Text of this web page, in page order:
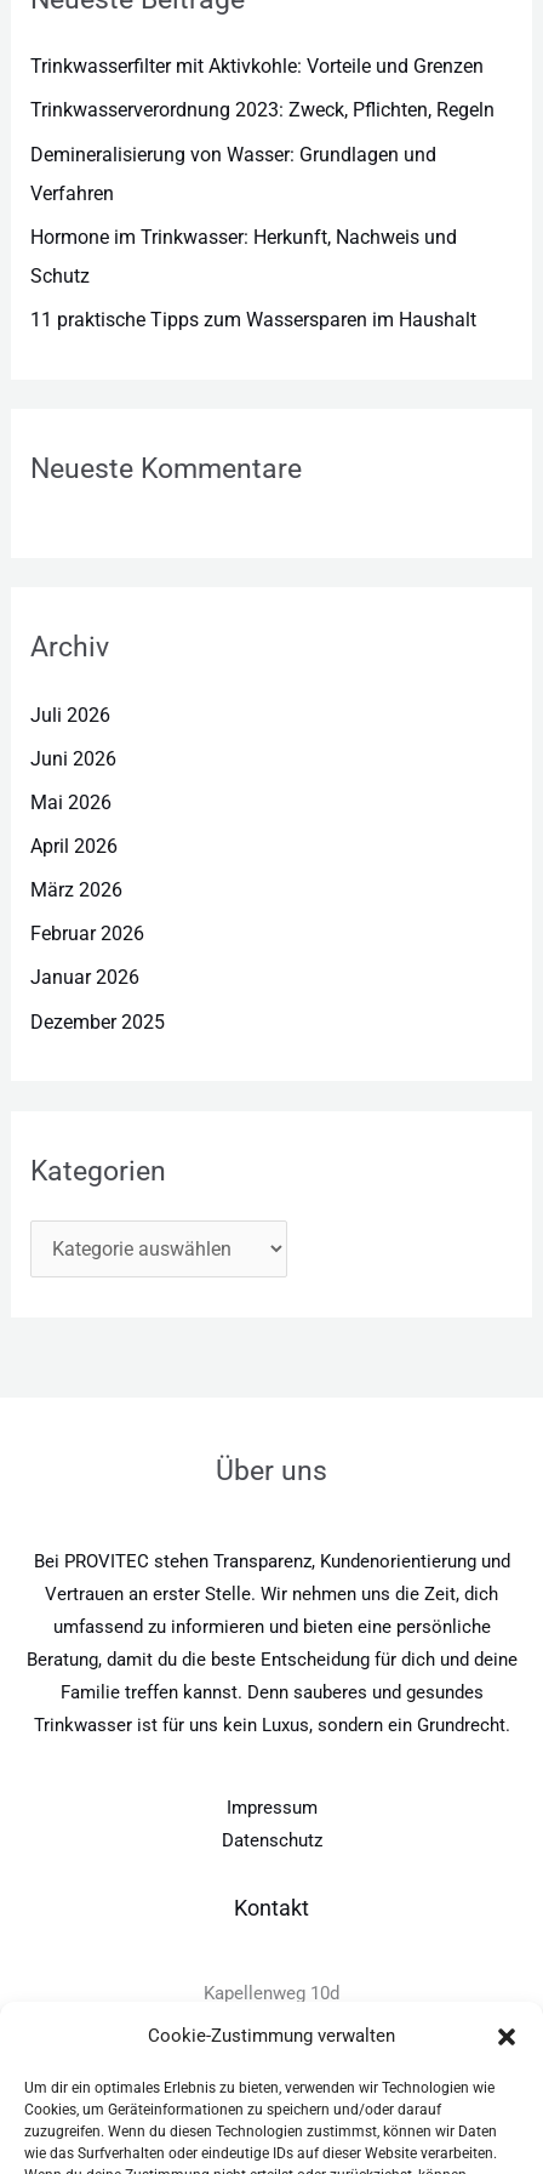
Cookie-Zustimmung verwalten
Um dir ein optimales Erlebnis zu bieten, verwenden wir Technologien wie
Cookies, um Geräteinformationen zu speichern und/oder darauf
zuzugreifen. Wenn du diesen Technologien zustimmst, können wir Daten
wie das Surfverhalten oder eindeutige IDs auf dieser Website verarbeiten.
Trinkwasserfilter mit Aktivkohle: Vorteile und Grenzen
Trinkwasserverordnung 2023: Zweck, Pflichten, Regeln
Demineralisierung von Wasser: Grundlagen und
Verfahren
Hormone im Trinkwasser: Herkunft, Nachweis und
Schutz
11 praktische Tipps zum Wassersparen im Haushalt
Neueste Kommentare
Archiv
Juli 2026
Juni 2026
Mai 2026
April 2026
März 2026
Februar 2026
Januar 2026
Dezember 2025
Kategorien
e
n
Über uns
Bei PROVITEC stehen Transparenz, Kundenorientierung und
Vertrauen an erster Stelle. Wir nehmen uns die Zeit, dich
umfassend zu informieren und bieten eine persönliche
Beratung, damit du die beste Entscheidung für dich und deine
Familie treffen kannst. Denn sauberes und gesundes
Trinkwasser ist für uns kein Luxus, sondern ein Grundrecht.
Impressum
Datenschutz
Kontakt
Kapellenweg 10d
D-94575 Windorf
+49 - (0)8546 - 97 39 0
info@provitec.de